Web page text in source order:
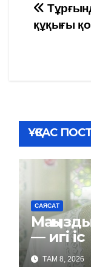
по
құқығы
ҰҚСАС
САЯСАТ
— игі іс
ТАМ 8, 2026